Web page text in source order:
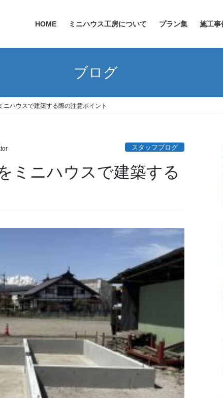
HOME ミニハウス工房について プラン集 施工事
ブログ
ニハウスで建築する際の注意ポイント
スタッフブログ
ミニハウスで建築する